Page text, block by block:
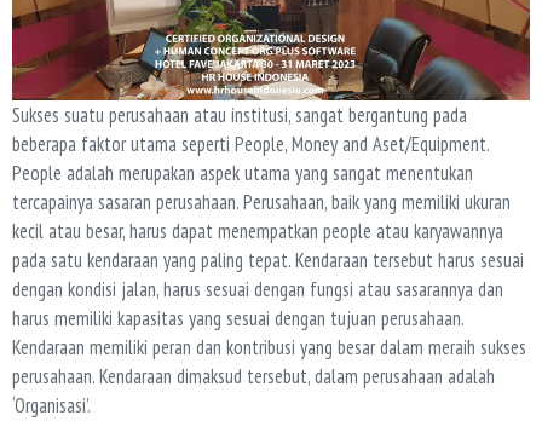
Sukses suatu perusahaan atau institusi, sangat bergantung pada
beberapa faktor utama seperti People, Money and Aset/Equipment.
People adalah merupakan aspek utama yang sangat menentukan
tercapainya sasaran perusahaan. Perusahaan, baik yang memiliki ukuran
kecil atau besar, harus dapat menempatkan people atau karyawannya
pada satu kendaraan yang paling tepat. Kendaraan tersebut harus sesuai
dengan kondisi jalan, harus sesuai dengan fungsi atau sasarannya dan
harus memiliki kapasitas yang sesuai dengan tujuan perusahaan.
Kendaraan memiliki peran dan kontribusi yang besar dalam meraih sukses
perusahaan. Kendaraan dimaksud tersebut, dalam perusahaan adalah
‘Organisasi’.